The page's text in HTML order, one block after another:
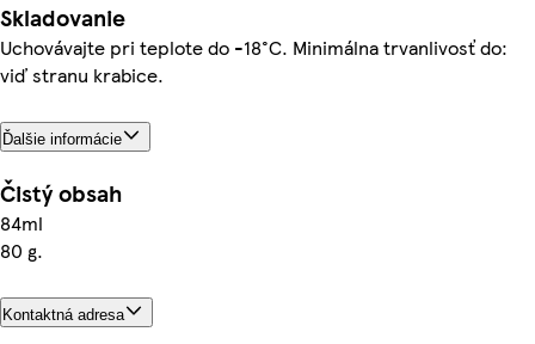
Skladovanie
Uchovávajte pri teplote do -18°C. Minimálna trvanlivosť do:
viď stranu krabice.
Ďalšie informácie
Čistý obsah
84ml
80 g.
Kontaktná adresa